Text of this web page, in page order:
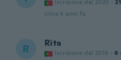
Iscrizione dal 2020 · 21
circa 4 anni fa
R Rita
Iscrizione dal 2016 · 6